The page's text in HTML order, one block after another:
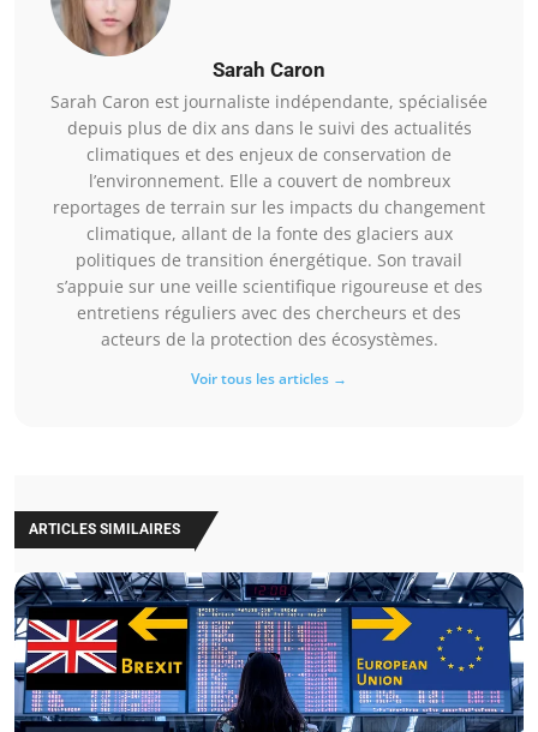
Sarah Caron
Sarah Caron est journaliste indépendante, spécialisée
depuis plus de dix ans dans le suivi des actualités
climatiques et des enjeux de conservation de
l’environnement. Elle a couvert de nombreux
reportages de terrain sur les impacts du changement
climatique, allant de la fonte des glaciers aux
politiques de transition énergétique. Son travail
s’appuie sur une veille scientifique rigoureuse et des
entretiens réguliers avec des chercheurs et des
acteurs de la protection des écosystèmes.
Voir tous les articles →
ARTICLES SIMILAIRES